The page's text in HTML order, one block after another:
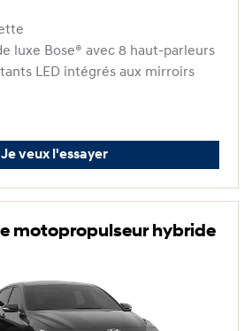
luxe Bose® avec 8 haut-parleurs
LED intégrés aux mirroirs
Je veux l'essayer
motopropulseur hybride